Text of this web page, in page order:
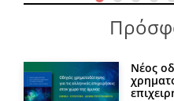
Νέος